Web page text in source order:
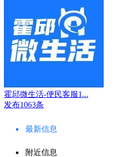
霍邱微生活-便民客服1...
发布1063条
最新信息
附近信息